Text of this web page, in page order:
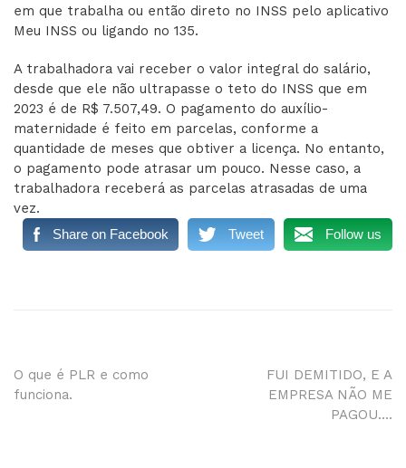
em que trabalha ou então direto no INSS pelo aplicativo
Meu INSS ou ligando no 135.
A trabalhadora vai receber o valor integral do salário,
desde que ele não ultrapasse o teto do INSS que em
2023 é de R$ 7.507,49. O pagamento do auxílio-
maternidade é feito em parcelas, conforme a
quantidade de meses que obtiver a licença. No entanto,
o pagamento pode atrasar um pouco. Nesse caso, a
trabalhadora receberá as parcelas atrasadas de uma
vez.
Share on Facebook Tweet Follow us
Navegação
O que é PLR e como
funciona.
FUI DEMITIDO, E A
EMPRESA NÃO ME
PAGOU….